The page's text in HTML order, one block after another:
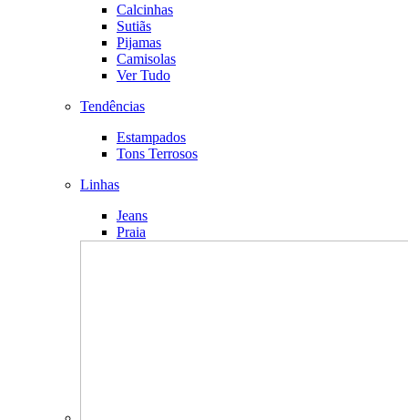
Calcinhas
Sutiãs
Pijamas
Camisolas
Ver Tudo
Tendências
Estampados
Tons Terrosos
Linhas
Jeans
Praia